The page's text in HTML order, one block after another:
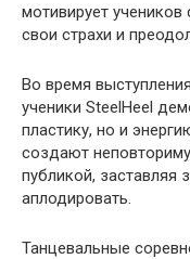
мотивирует
свои страхи и
Во время
ученики SteelHeel
пластику, но и
создают
публикой, заставляя
аплодировать.
Танцевальные